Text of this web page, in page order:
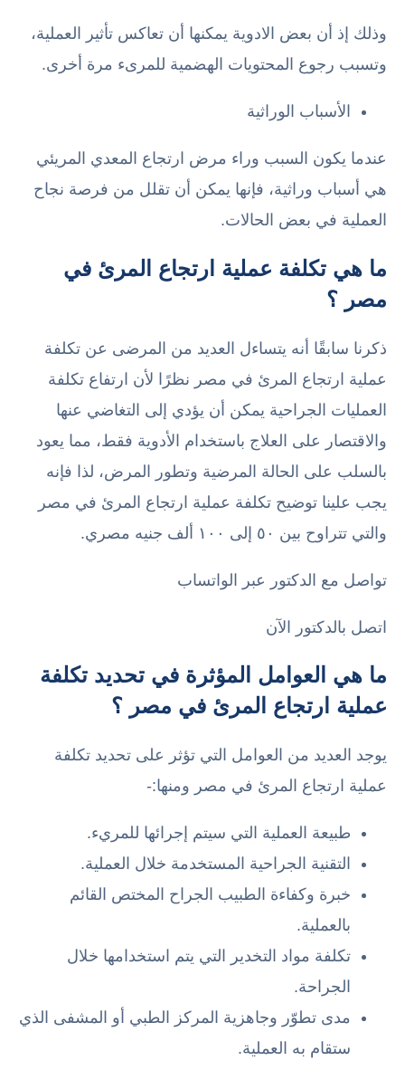
وذلك إذ أن بعض الادوية يمكنها أن تعاكس تأثير العملية،
وتسبب رجوع المحتويات الهضمية للمرىء مرة أخرى.
الأسباب الوراثية
عندما يكون السبب وراء مرض ارتجاع المعدي المريئي
هي أسباب وراثية، فإنها يمكن أن تقلل من فرصة نجاح
العملية في بعض الحالات.
ما هي تكلفة عملية ارتجاع المرئ في
مصر ؟
ذكرنا سابقًا أنه يتساءل العديد من المرضى عن تكلفة
عملية ارتجاع المرئ في مصر نظرًا لأن ارتفاع تكلفة
العمليات الجراحية يمكن أن يؤدي إلى التغاضي عنها
والاقتصار على العلاج باستخدام الأدوية فقط، مما يعود
بالسلب على الحالة المرضية وتطور المرض، لذا فإنه
يجب علينا توضيح تكلفة عملية ارتجاع المرئ في مصر
والتي تتراوح بين ٥٠ إلى ١٠٠ ألف جنيه مصري.
تواصل مع الدكتور عبر الواتساب
اتصل بالدكتور الآن
ما هي العوامل المؤثرة في تحديد تكلفة
عملية ارتجاع المرئ في مصر ؟
يوجد العديد من العوامل التي تؤثر على تحديد تكلفة
عملية ارتجاع المرئ في مصر ومنها:-
طبيعة العملية التي سيتم إجرائها للمريء.
التقنية الجراحية المستخدمة خلال العملية.
خبرة وكفاءة الطبيب الجراح المختص القائم
بالعملية.
تكلفة مواد التخدير التي يتم استخدامها خلال
الجراحة.
مدى تطوّر وجاهزية المركز الطبي أو المشفى الذي
ستقام به العملية.